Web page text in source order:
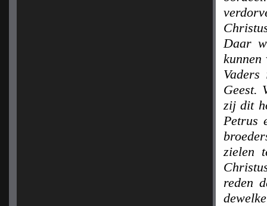
Daar
Geest.
zij dit
Petrus
zielen
reden